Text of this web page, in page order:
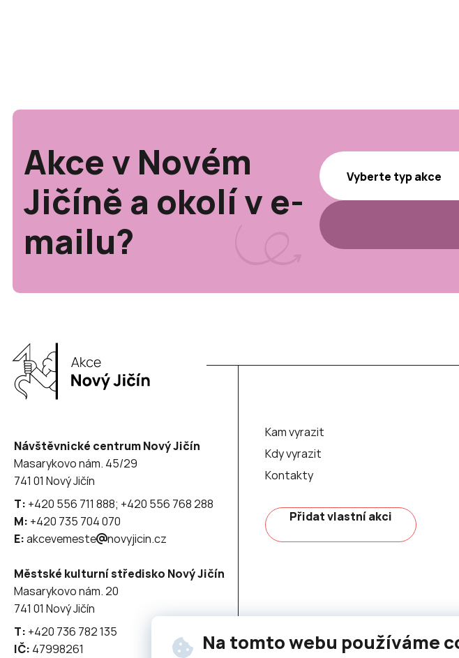
Na tomto webu používáme
Akce v Novém
Jičíně a okolí v e-
mailu?
Návštěvnické centrum Nový Jičín
Masarykovo nám. 45/29
741 01 Nový Jičín
T: +420 556 711 888; +420 556 768 288
M: +420 735 704 070
E:akcevemeste novyjicin.cz
Městské kulturní středisko Nový Jičín
Masarykovo nám. 20
741 01 Nový Jičín
T: +420 736 782 135
IČ: 47998261
Kam vyrazit
Kdy vyrazit
Kontakty
Přidat vlastní akci